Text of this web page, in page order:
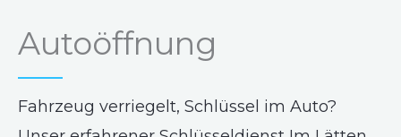
Autoöffnung
Fahrzeug verriegelt, Schlüssel im Auto?